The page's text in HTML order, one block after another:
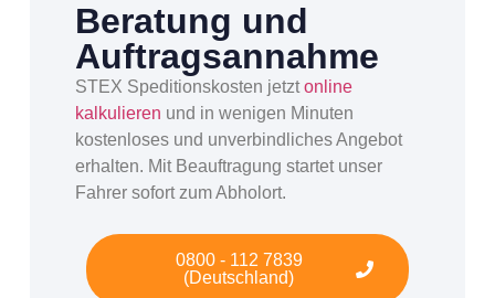
Beratung und
Auftragsannahme
STEX Speditionskosten jetztonline
kalkulieren und in wenigen Minuten
kostenloses und unverbindliches Angebot
erhalten. Mit Beauftragung startet unser
Fahrer sofort zum Abholort.
0800 - 112 7839
(Deutschland)